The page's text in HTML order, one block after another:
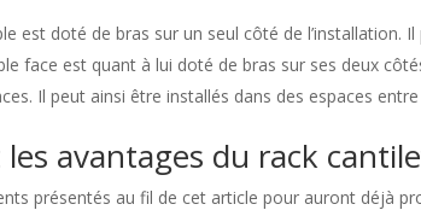
est doté de bras sur un seul côté de l’installation.
face est quant à lui doté de bras sur ses deux
Il peut ainsi être installés dans des espaces
avantages du rack
présentés au fil de cet article pour auront déjà